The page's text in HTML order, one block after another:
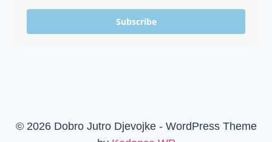
Subscribe
© 2026 Dobro Jutro Djevojke - WordPress Theme